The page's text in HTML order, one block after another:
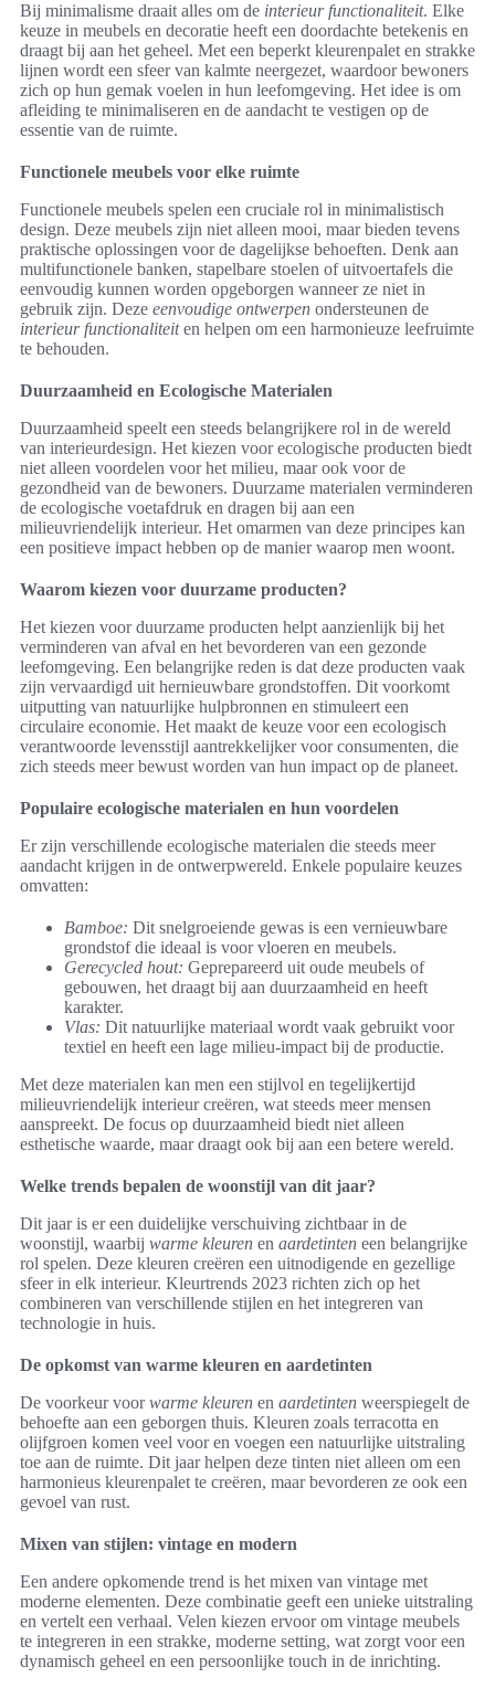
Bij minimalisme draait alles om de interieur functionaliteit. Elke
keuze in meubels en decoratie heeft een doordachte betekenis en
draagt bij aan het geheel. Met een beperkt kleurenpalet en strakke
lijnen wordt een sfeer van kalmte neergezet, waardoor bewoners
zich op hun gemak voelen in hun leefomgeving. Het idee is om
afleiding te minimaliseren en de aandacht te vestigen op de
essentie van de ruimte.
Functionele meubels voor elke ruimte
Functionele meubels spelen een cruciale rol in minimalistisch
design. Deze meubels zijn niet alleen mooi, maar bieden tevens
praktische oplossingen voor de dagelijkse behoeften. Denk aan
multifunctionele banken, stapelbare stoelen of uitvoertafels die
eenvoudig kunnen worden opgeborgen wanneer ze niet in
gebruik zijn. Deze eenvoudige ontwerpen ondersteunen de
interieur functionaliteiten helpen om een harmonieuze leefruimte
te behouden.
Duurzaamheid en Ecologische Materialen
Duurzaamheid speelt een steeds belangrijkere rol in de wereld
van interieurdesign. Het kiezen voor ecologische producten biedt
niet alleen voordelen voor het milieu, maar ook voor de
gezondheid van de bewoners. Duurzame materialen verminderen
de ecologische voetafdruk en dragen bij aan een
milieuvriendelijk interieur. Het omarmen van deze principes kan
een positieve impact hebben op de manier waarop men woont.
Waarom kiezen voor duurzame producten?
Het kiezen voor duurzame producten helpt aanzienlijk bij het
verminderen van afval en het bevorderen van een gezonde
leefomgeving. Een belangrijke reden is dat deze producten vaak
zijn vervaardigd uit hernieuwbare grondstoffen. Dit voorkomt
uitputting van natuurlijke hulpbronnen en stimuleert een
circulaire economie. Het maakt de keuze voor een ecologisch
verantwoorde levensstijl aantrekkelijker voor consumenten, die
zich steeds meer bewust worden van hun impact op de planeet.
Populaire ecologische materialen en hun voordelen
Er zijn verschillende ecologische materialen die steeds meer
aandacht krijgen in de ontwerpwereld. Enkele populaire keuzes
omvatten:
Bamboe: Dit snelgroeiende gewas is een vernieuwbare
grondstof die ideaal is voor vloeren en meubels.
Gerecycled hout: Geprepareerd uit oude meubels of
gebouwen, het draagt bij aan duurzaamheid en heeft
karakter.
Vlas: Dit natuurlijke materiaal wordt vaak gebruikt voor
textiel en heeft een lage milieu-impact bij de productie.
Met deze materialen kan men een stijlvol en tegelijkertijd
milieuvriendelijk interieur creëren, wat steeds meer mensen
aanspreekt. De focus op duurzaamheid biedt niet alleen
esthetische waarde, maar draagt ook bij aan een betere wereld.
Welke trends bepalen de woonstijl van dit jaar?
Dit jaar is er een duidelijke verschuiving zichtbaar in de
woonstijl, waarbij warme kleuren en aardetinten een belangrijke
rol spelen. Deze kleuren creëren een uitnodigende en gezellige
sfeer in elk interieur. Kleurtrends 2023 richten zich op het
combineren van verschillende stijlen en het integreren van
technologie in huis.
De opkomst van warme kleuren en aardetinten
De voorkeur voorwarme kleuren en aardetinten weerspiegelt de
behoefte aan een geborgen thuis. Kleuren zoals terracotta en
olijfgroen komen veel voor en voegen een natuurlijke uitstraling
toe aan de ruimte. Dit jaar helpen deze tinten niet alleen om een
harmonieus kleurenpalet te creëren, maar bevorderen ze ook een
gevoel van rust.
Mixen van stijlen: vintage en modern
Een andere opkomende trend is het mixen van vintage met
moderne elementen. Deze combinatie geeft een unieke uitstraling
en vertelt een verhaal. Velen kiezen ervoor om vintage meubels
te integreren in een strakke, moderne setting, wat zorgt voor een
dynamisch geheel en een persoonlijke touch in de inrichting.